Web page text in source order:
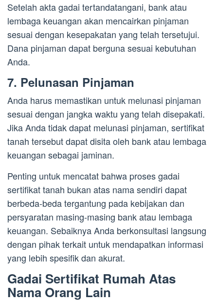
Setelah akta gadai tertandatangani, bank atau
lembaga keuangan akan mencairkan pinjaman
sesuai dengan kesepakatan yang telah tersetujui.
Dana pinjaman dapat berguna sesuai kebutuhan
Anda.
7. Pelunasan Pinjaman
Anda harus memastikan untuk melunasi pinjaman
sesuai dengan jangka waktu yang telah disepakati.
Jika Anda tidak dapat melunasi pinjaman, sertifikat
tanah tersebut dapat disita oleh bank atau lembaga
keuangan sebagai jaminan.
Penting untuk mencatat bahwa proses gadai
sertifikat tanah bukan atas nama sendiri dapat
berbeda-beda tergantung pada kebijakan dan
persyaratan masing-masing bank atau lembaga
keuangan. Sebaiknya Anda berkonsultasi langsung
dengan pihak terkait untuk mendapatkan informasi
yang lebih spesifik dan akurat.
Gadai Sertifikat Rumah Atas
Nama Orang Lain